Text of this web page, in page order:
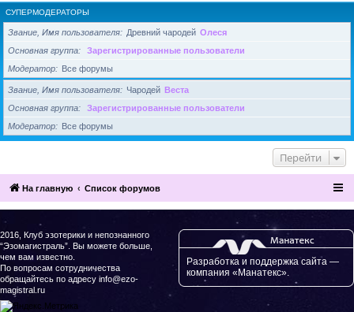
СУПЕРМОДЕРАТОРЫ
Звание, Имя пользователя Древний чародей Олеся
Основная группа
Зарегистрированные пользователи
Модератор
Все форумы
Звание, Имя пользователя Чародей Веста
Основная группа
Зарегистрированные пользователи
Модератор
Все форумы
Перейти
На главную Список форумов
Разработка и поддержка сайта —
компания «Манатекс».
2016, Клуб эзотерики и непознанного
“Эзомагистраль”. Вы можете больше,
чем вам известно.
По вопросам сотрудничества
обращайтесь по адресу info@ezo-
magistral.ru